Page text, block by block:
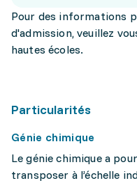
Pour des informations
d'admission, veuillez
hautes écoles.
Particularités
Génie chimique
Le génie chimique a
transposer à l’échelle